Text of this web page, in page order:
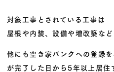
対象工事とされている工事は
屋根や内装、設備や増改築など
他にも空き家バンクへの登録
が完了した日から5年以上居住